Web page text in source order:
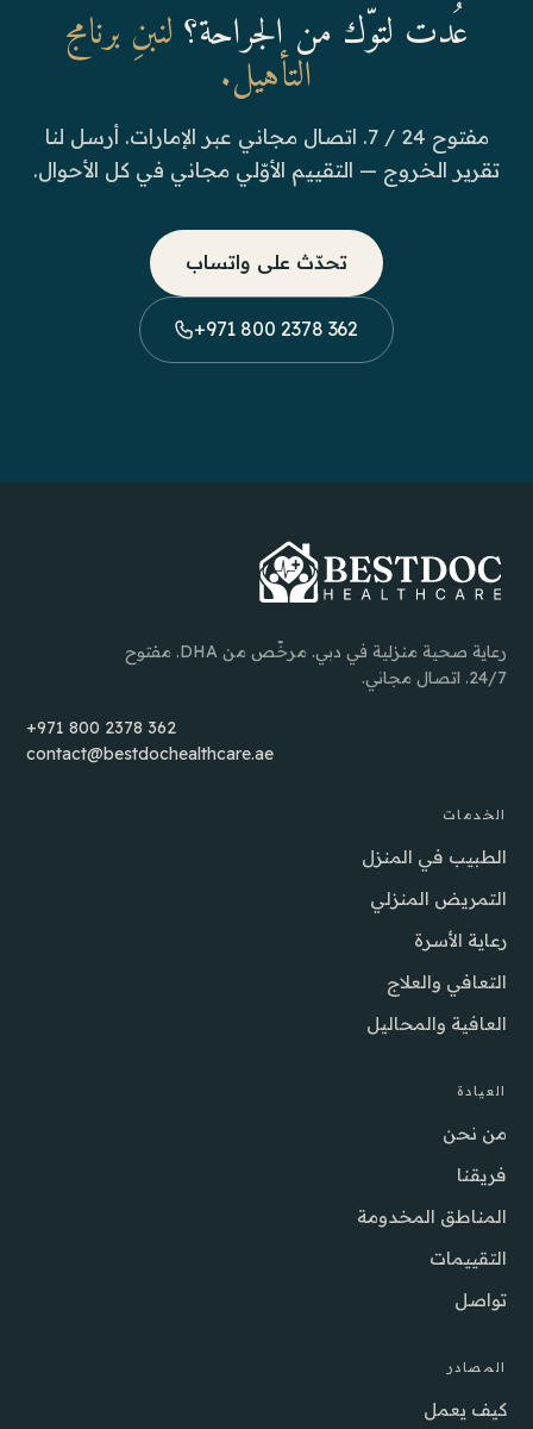
عُدت لتوّك من الجراحة؟ لنبنِ برنامج
التأهيل.
مفتوح 24 / 7. اتصال مجاني عبر الإمارات. أرسل لنا
تقرير الخروج — التقييم الأوّلي مجاني في كل الأحوال.
تحدّث على واتساب
+971 800 2378 362
رعاية صحية منزلية في دبي. مرخّص من DHA. مفتوح
24/7. اتصال مجاني.
+971 800 2378 362
contact@bestdochealthcare.ae
الخدمات
الطبيب في المنزل
التمريض المنزلي
رعاية الأسرة
التعافي والعلاج
العافية والمحاليل
العيادة
من نحن
فريقنا
المناطق المخدومة
التقييمات
تواصل
المصادر
كيف يعمل